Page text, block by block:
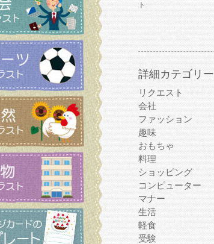
ト
詳細カテゴリー
リクエスト
会社
ファッション
趣味
おもちゃ
料理
ショッピング
コンピューター
マナー
生活
軽食
受験